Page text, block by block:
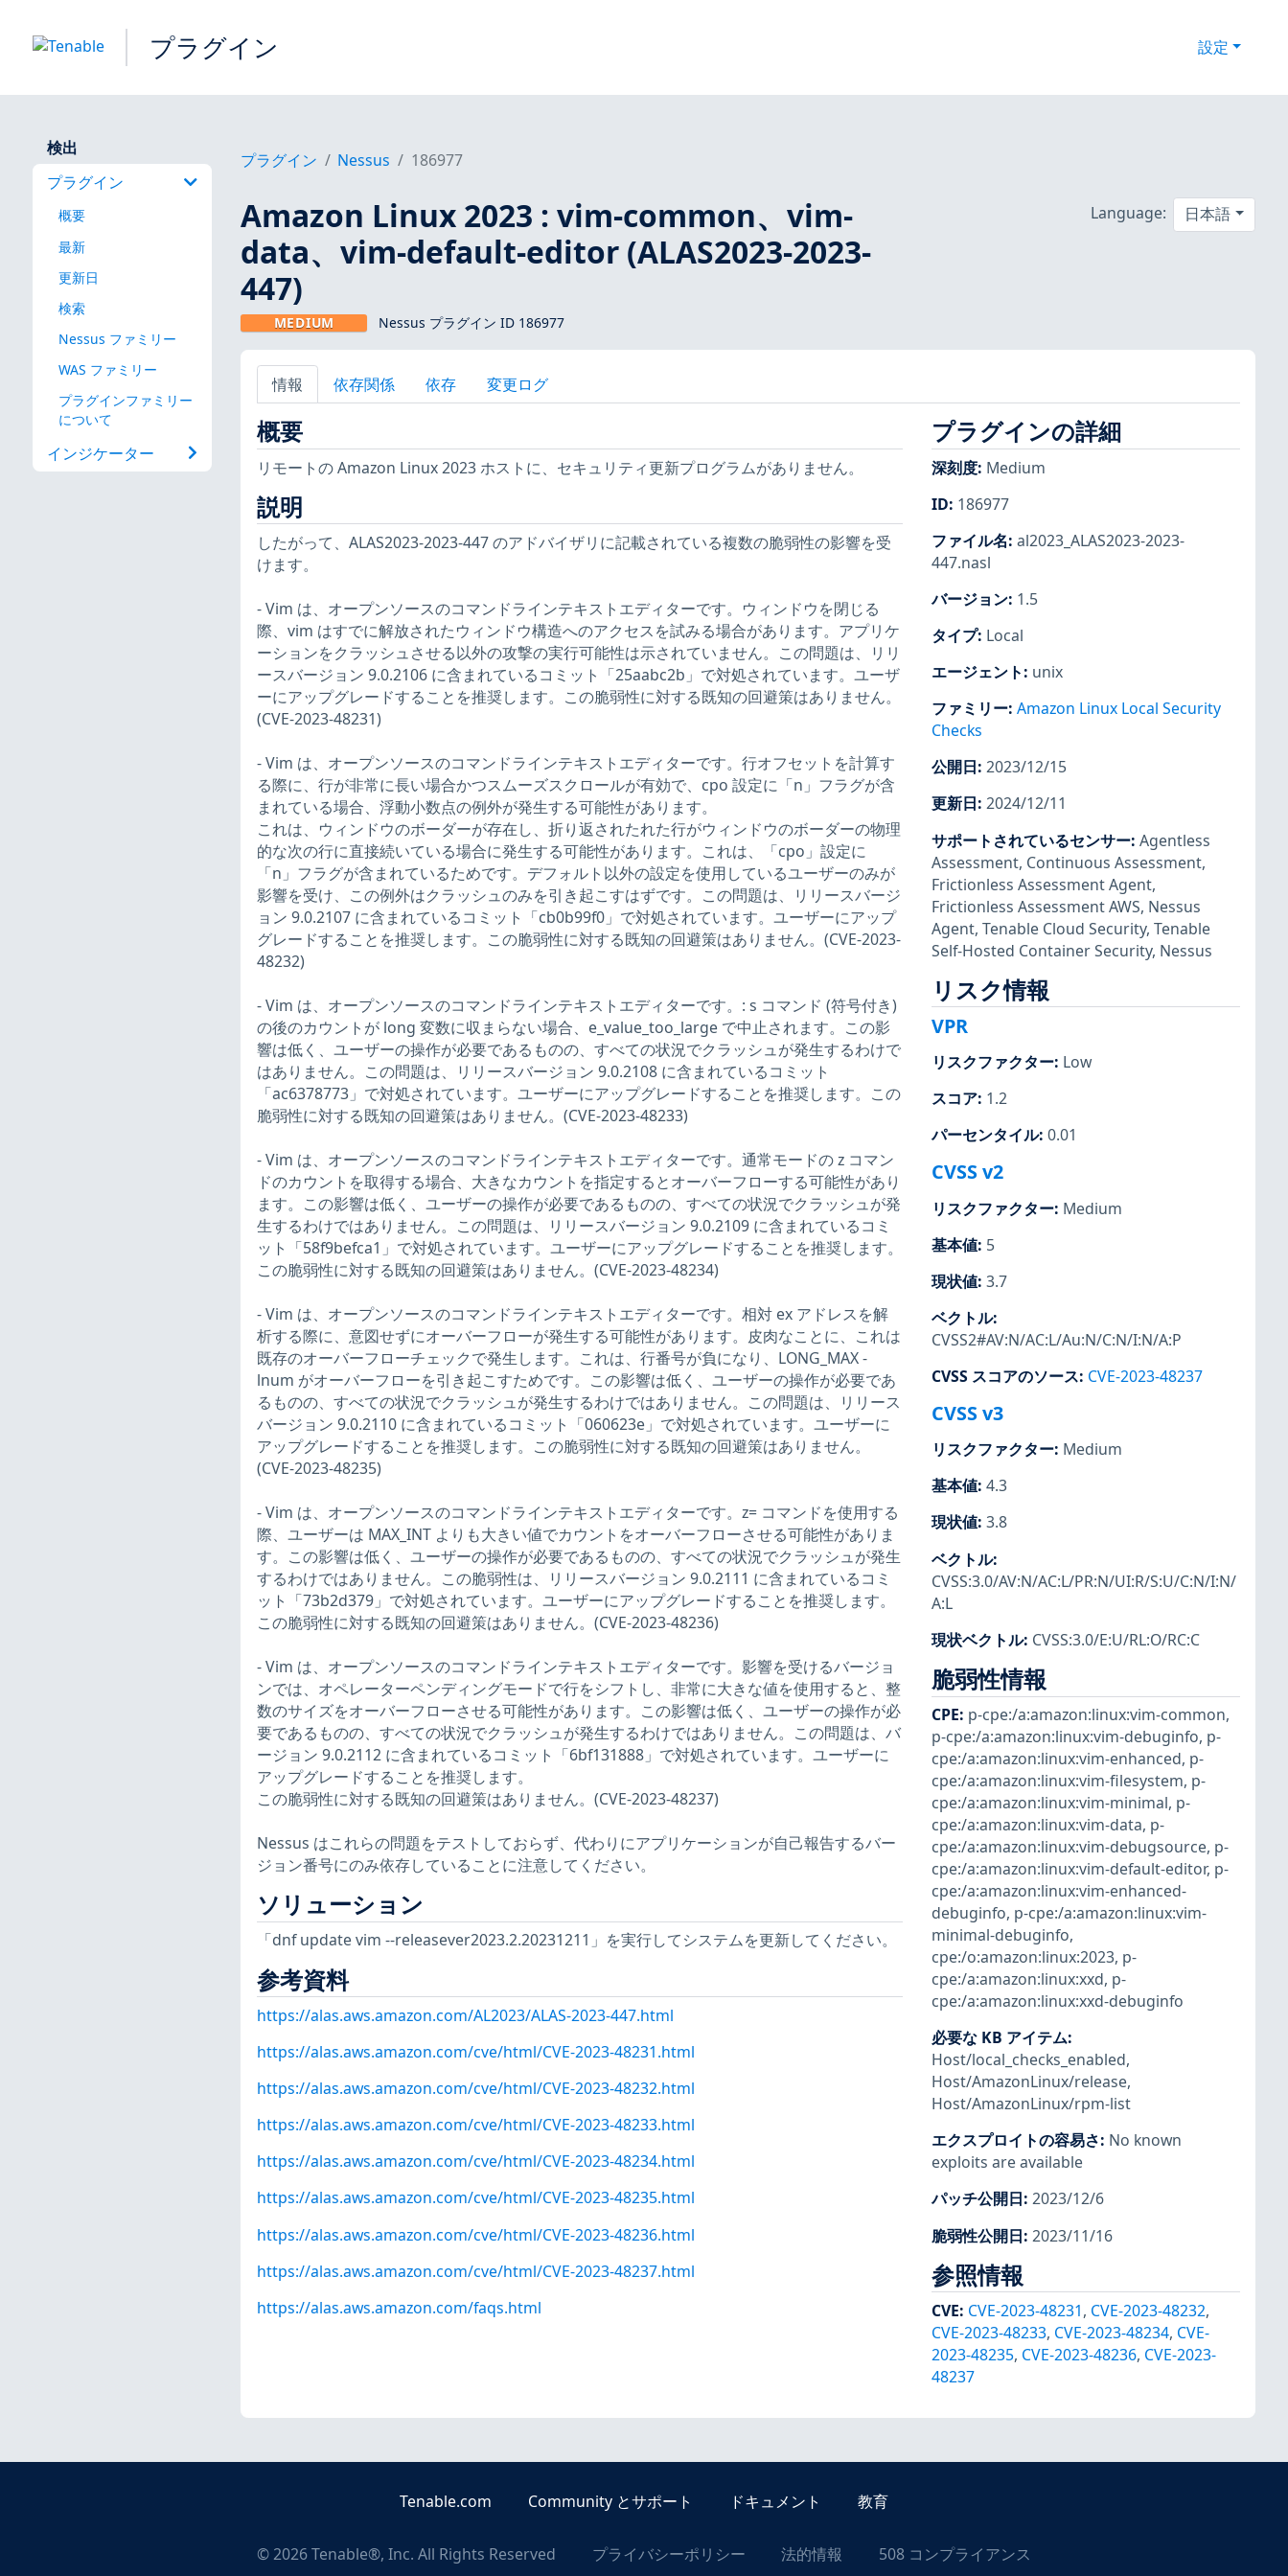
プラグイン 設定
検出
プラグイン
概要
最新
更新日
検索
Nessus ファミリー
WAS ファミリー
プラグインファミリー
について
インジケーター
プラグイン Nessus 186977
Amazon Linux 2023 : vim-common、vim-
data、vim-default-editor (ALAS2023-2023-
447)
MEDIUM Nessus プラグイン ID 186977
Language: 日本語
情報 依存関係 依存 変更ログ
概要
リモートの Amazon Linux 2023 ホストに、セキュリティ更新プログラムがありません。
説明
したがって、ALAS2023-2023-447 のアドバイザリに記載されている複数の脆弱性の影響を受
けます。
- Vim は、オープンソースのコマンドラインテキストエディターです。ウィンドウを閉じる
際、vim はすでに解放されたウィンドウ構造へのアクセスを試みる場合があります。アプリケ
ーションをクラッシュさせる以外の攻撃の実行可能性は示されていません。この問題は、リリ
ースバージョン 9.0.2106 に含まれているコミット「25aabc2b」で対処されています。ユーザ
ーにアップグレードすることを推奨します。この脆弱性に対する既知の回避策はありません。
(CVE-2023-48231)
- Vim は、オープンソースのコマンドラインテキストエディターです。行オフセットを計算す
る際に、行が非常に長い場合かつスムーズスクロールが有効で、cpo 設定に「n」フラグが含
まれている場合、浮動小数点の例外が発生する可能性があります。
これは、ウィンドウのボーダーが存在し、折り返されたれた行がウィンドウのボーダーの物理
的な次の行に直接続いている場合に発生する可能性があります。これは、「cpo」設定に
「n」フラグが含まれているためです。デフォルト以外の設定を使用しているユーザーのみが
影響を受け、この例外はクラッシュのみを引き起こすはずです。この問題は、リリースバージ
ョン 9.0.2107 に含まれているコミット「cb0b99f0」で対処されています。ユーザーにアップ
グレードすることを推奨します。この脆弱性に対する既知の回避策はありません。(CVE-2023-
48232)
- Vim は、オープンソースのコマンドラインテキストエディターです。: s コマンド (符号付き)
の後のカウントが long 変数に収まらない場合、e_value_too_large で中止されます。この影
響は低く、ユーザーの操作が必要であるものの、すべての状況でクラッシュが発生するわけで
はありません。この問題は、リリースバージョン 9.0.2108 に含まれているコミット
「ac6378773」で対処されています。ユーザーにアップグレードすることを推奨します。この
脆弱性に対する既知の回避策はありません。(CVE-2023-48233)
- Vim は、オープンソースのコマンドラインテキストエディターです。通常モードの z コマン
ドのカウントを取得する場合、大きなカウントを指定するとオーバーフローする可能性があり
ます。この影響は低く、ユーザーの操作が必要であるものの、すべての状況でクラッシュが発
生するわけではありません。この問題は、リリースバージョン 9.0.2109 に含まれているコミ
ット「58f9befca1」で対処されています。ユーザーにアップグレードすることを推奨します。
この脆弱性に対する既知の回避策はありません。(CVE-2023-48234)
- Vim は、オープンソースのコマンドラインテキストエディターです。相対 ex アドレスを解
析する際に、意図せずにオーバーフローが発生する可能性があります。皮肉なことに、これは
既存のオーバーフローチェックで発生します。これは、行番号が負になり、LONG_MAX -
lnum がオーバーフローを引き起こすためです。この影響は低く、ユーザーの操作が必要であ
るものの、すべての状況でクラッシュが発生するわけではありません。この問題は、リリース
バージョン 9.0.2110 に含まれているコミット「060623e」で対処されています。ユーザーに
アップグレードすることを推奨します。この脆弱性に対する既知の回避策はありません。
(CVE-2023-48235)
- Vim は、オープンソースのコマンドラインテキストエディターです。z= コマンドを使用する
際、ユーザーは MAX_INT よりも大きい値でカウントをオーバーフローさせる可能性がありま
す。この影響は低く、ユーザーの操作が必要であるものの、すべての状況でクラッシュが発生
するわけではありません。この脆弱性は、リリースバージョン 9.0.2111 に含まれているコミ
ット「73b2d379」で対処されています。ユーザーにアップグレードすることを推奨します。
この脆弱性に対する既知の回避策はありません。(CVE-2023-48236)
- Vim は、オープンソースのコマンドラインテキストエディターです。影響を受けるバージョ
ンでは、オペレーターペンディングモードで行をシフトし、非常に大きな値を使用すると、整
数のサイズをオーバーフローさせる可能性があります。この影響は低く、ユーザーの操作が必
要であるものの、すべての状況でクラッシュが発生するわけではありません。この問題は、バ
ージョン 9.0.2112 に含まれているコミット「6bf131888」で対処されています。ユーザーに
アップグレードすることを推奨します。
この脆弱性に対する既知の回避策はありません。(CVE-2023-48237)
Nessus はこれらの問題をテストしておらず、代わりにアプリケーションが自己報告するバー
ジョン番号にのみ依存していることに注意してください。
ソリューション
「dnf update vim --releasever2023.2.20231211」を実行してシステムを更新してください。
参考資料
https://alas.aws.amazon.com/AL2023/ALAS-2023-447.html
https://alas.aws.amazon.com/cve/html/CVE-2023-48231.html
https://alas.aws.amazon.com/cve/html/CVE-2023-48232.html
https://alas.aws.amazon.com/cve/html/CVE-2023-48233.html
https://alas.aws.amazon.com/cve/html/CVE-2023-48234.html
https://alas.aws.amazon.com/cve/html/CVE-2023-48235.html
https://alas.aws.amazon.com/cve/html/CVE-2023-48236.html
https://alas.aws.amazon.com/cve/html/CVE-2023-48237.html
https://alas.aws.amazon.com/faqs.html
プラグインの詳細
深刻度: Medium
ID: 186977
ファイル名: al2023_ALAS2023-2023-
447.nasl
バージョン: 1.5
タイプ: Local
エージェント: unix
ファミリー: Amazon Linux Local Security
Checks
公開日: 2023/12/15
更新日: 2024/12/11
サポートされているセンサー: Agentless
Assessment, Continuous Assessment,
Frictionless Assessment Agent,
Frictionless Assessment AWS, Nessus
Agent, Tenable Cloud Security, Tenable
Self-Hosted Container Security, Nessus
リスク情報
VPR
リスクファクター: Low
スコア: 1.2
パーセンタイル: 0.01
CVSS v2
リスクファクター: Medium
基本値: 5
現状値: 3.7
ベクトル:
CVSS2#AV:N/AC:L/Au:N/C:N/I:N/A:P
CVSS スコアのソース: CVE-2023-48237
CVSS v3
リスクファクター: Medium
基本値: 4.3
現状値: 3.8
ベクトル:
CVSS:3.0/AV:N/AC:L/PR:N/UI:R/S:U/C:N/I:N/
A:L
現状ベクトル: CVSS:3.0/E:U/RL:O/RC:C
脆弱性情報
CPE: p-cpe:/a:amazon:linux:vim-common,
p-cpe:/a:amazon:linux:vim-debuginfo, p-
cpe:/a:amazon:linux:vim-enhanced, p-
cpe:/a:amazon:linux:vim-filesystem, p-
cpe:/a:amazon:linux:vim-minimal, p-
cpe:/a:amazon:linux:vim-data, p-
cpe:/a:amazon:linux:vim-debugsource, p-
cpe:/a:amazon:linux:vim-default-editor, p-
cpe:/a:amazon:linux:vim-enhanced-
debuginfo, p-cpe:/a:amazon:linux:vim-
minimal-debuginfo,
cpe:/o:amazon:linux:2023, p-
cpe:/a:amazon:linux:xxd, p-
cpe:/a:amazon:linux:xxd-debuginfo
必要な KB アイテム:
Host/local_checks_enabled,
Host/AmazonLinux/release,
Host/AmazonLinux/rpm-list
エクスプロイトの容易さ: No known
exploits are available
パッチ公開日: 2023/12/6
脆弱性公開日: 2023/11/16
参照情報
CVE: CVE-2023-48231, CVE-2023-48232,
CVE-2023-48233, CVE-2023-48234, CVE-
2023-48235, CVE-2023-48236, CVE-2023-
48237
Tenable.com Community とサポート ドキュメント 教育
©2026Tenable®, Inc. All Rights Reserved プライバシーポリシー 法的情報 508 コンプライアンス